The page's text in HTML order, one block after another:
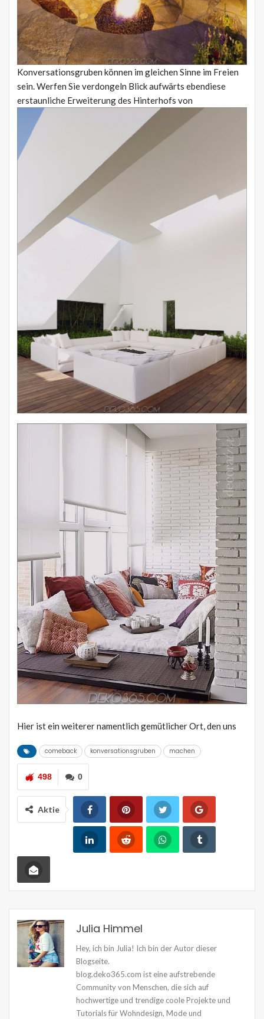
Konversationsgruben können im gleichen Sinne im Freien
sein. Werfen Sie verdongeln Blick aufwärts ebendiese
erstaunliche Erweiterung des Hinterhofs von
Hier ist ein weiterer namentlich gemütlicher Ort, den uns
comeback konversationsgruben machen
0
498
Aktie
Julia Himmel
Hey, ich bin Julia! Ich bin der Autor dieser
Blogseite.
blog.deko365.com ist eine aufstrebende
Community von Menschen, die sich auf
hochwertige und trendige coole Projekte und
Tutorials für Wohndesign, Mode und